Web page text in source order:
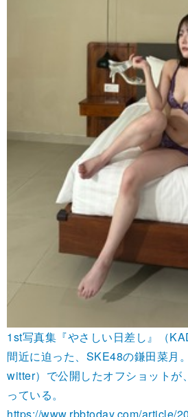
1st写真集『やさしい日差し』（
間近に迫った、SKE48の鎌田菜月
witter）で公開したオフショットが
っている。